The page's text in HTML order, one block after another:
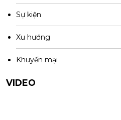
Sự kiện
Xu hướng
Khuyến mại
VIDEO